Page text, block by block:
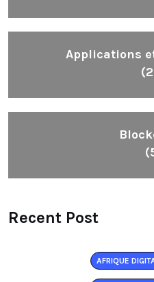
Applications
Recent Post
AFRIQUE